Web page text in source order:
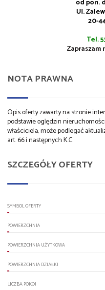
od pon.
Ul.
20-
Tel.
Zapraszam
NOTA PRAWNA
Opis oferty zawarty na stronie
podstawie oględzin
właściciela, może podlegać
art. 66 i następnych K.C.
SZCZEGÓŁY OFERTY
SYMBOL OFERTY
POWIERZCHNIA
POWIERZCHNIA UŻYTKOWA
POWIERZCHNIA DZIAŁKI
LICZBA POKOI